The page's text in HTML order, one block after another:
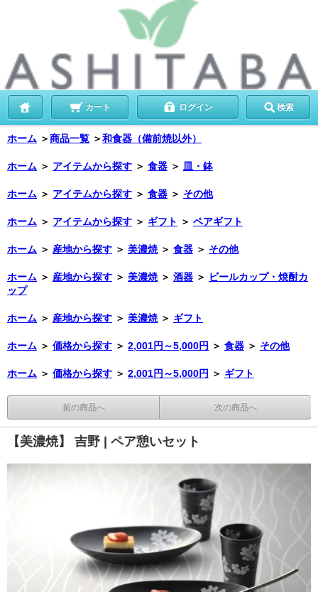
カート ログイン 検索
ホーム ＞商品一覧 ＞和食器（備前焼以外）
ホーム ＞ アイテムから探す ＞ 食器 ＞ 皿・鉢
ホーム ＞ アイテムから探す ＞ 食器 ＞ その他
ホーム ＞ アイテムから探す ＞ ギフト ＞ ペアギフト
ホーム ＞ 産地から探す ＞ 美濃焼 ＞ 食器 ＞ その他
ホーム ＞ 産地から探す ＞ 美濃焼 ＞ 酒器 ＞ ビールカップ・焼酎カ
ップ
ホーム ＞ 産地から探す ＞ 美濃焼 ＞ ギフト
ホーム ＞ 価格から探す ＞ 2,001円～5,000円 ＞ 食器 ＞ その他
ホーム ＞ 価格から探す ＞ 2,001円～5,000円 ＞ ギフト
前の商品へ 次の商品へ
【美濃焼】 吉野 | ペア憩いセット